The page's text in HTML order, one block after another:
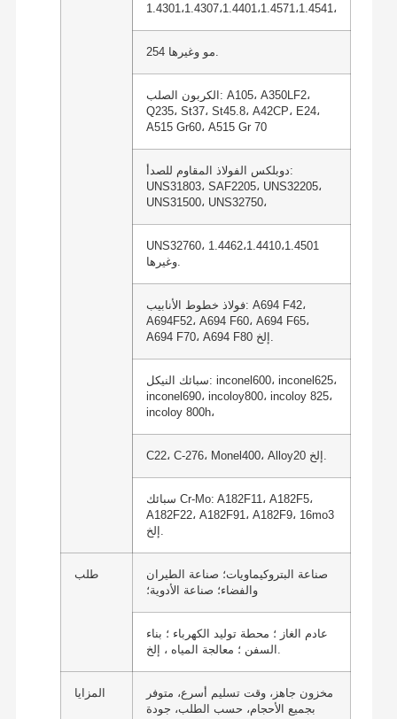
1.4301،1.4307،1.4401،1.4571،1.4541،
254 مو وغيرها.
الكربون الصلب: A105، A350LF2،
Q235، St37، St45.8، A42CP، E24،
A515 Gr60، A515 Gr 70
دوبلكس الفولاذ المقاوم للصدأ:
UNS31803، SAF2205، UNS32205،
UNS31500، UNS32750،
UNS32760، 1.4462،1.4410،1.4501
وغيرها.
فولاذ خطوط الأنابيب: A694 F42،
A694F52، A694 F60، A694 F65،
A694 F70، A694 F80 إلخ.
سبائك النيكل: inconel600، inconel625،
inconel690، incoloy800، incoloy 825،
incoloy 800h،
C22، C-276، Monel400، Alloy20 إلخ.
سبائك Cr-Mo: A182F11، A182F5،
A182F22، A182F91، A182F9، 16mo3
إلخ.
طلب
صناعة البتروكيماويات؛ صناعة الطيران
والفضاء؛ صناعة الأدوية؛
عادم الغاز ؛ محطة توليد الكهرباء ؛ بناء
السفن ؛ معالجة المياه ، إلخ.
المزايا
مخزون جاهز، وقت تسليم أسرع، متوفر
بجميع الأحجام، حسب الطلب، جودة